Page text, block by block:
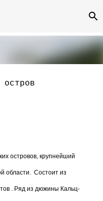
(Calvin
островов, крупнейший
области. Состоит из
. Ряд из дюжины Кальц-